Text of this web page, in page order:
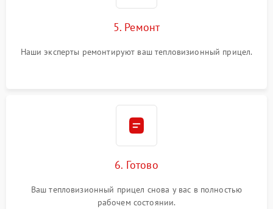
5. Ремонт
Наши эксперты ремонтируют ваш тепловизионный прицел.
6. Готово
Ваш тепловизионный прицел снова у вас в полностью
рабочем состоянии.